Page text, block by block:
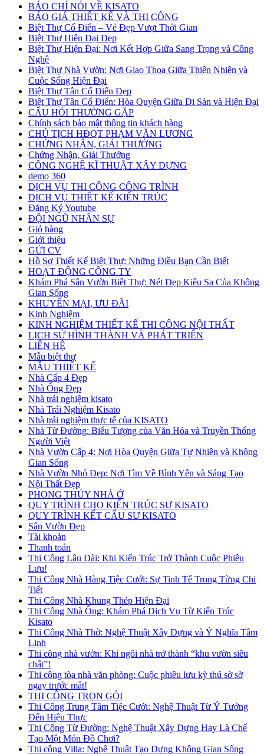
BÁO CHÍ NÓI VỀ KISATO
BÁO GIÁ THIẾT KẾ VÀ THI CÔNG
Biệt Thự Cổ Điển – Vẻ Đẹp Vượt Thời Gian
Biệt Thự Hiện Đại Đẹp
Biệt Thự Hiện Đại: Nơi Kết Hợp Giữa Sang Trọng và Công
Nghệ
Biệt Thự Nhà Vườn: Nơi Giao Thoa Giữa Thiên Nhiên và
Cuộc Sống Hiện Đại
Biệt Thự Tân Cổ Điển Đẹp
Biệt Thự Tân Cổ Điển: Hòa Quyện Giữa Di Sản và Hiện Đại
CÂU HỎI THƯỜNG GẶP
Chính sách bảo mật thông tin khách hàng
CHỦ TỊCH HĐQT PHẠM VĂN LƯƠNG
CHỨNG NHẬN, GIẢI THƯỞNG
Chứng Nhận, Giải Thưởng
CÔNG NGHỆ KĨ THUẬT XÂY DỰNG
demo 360
DỊCH VỤ THI CÔNG CÔNG TRÌNH
DỊCH VỤ THIẾT KẾ KIẾN TRÚC
Đăng Ký Youtube
ĐỘI NGŨ NHÂN SỰ
Giỏ hàng
Giới thiệu
GỬI CV
Hồ Sơ Thiết Kế Biệt Thự: Những Điều Bạn Cần Biết
HOẠT ĐỘNG CÔNG TY
Khám Phá Sân Vườn Biệt Thự: Nét Đẹp Kiêu Sa Của Không
Gian Sống
KHUYẾN MẠI, ƯU ĐÃI
Kinh Nghiệm
KINH NGHIỆM THIẾT KẾ THI CÔNG NỘI THẤT
LỊCH SỬ HÌNH THÀNH VÀ PHÁT TRIỂN
LIÊN HỆ
Mẫu biệt thự
MẪU THIẾT KẾ
Nhà Cấp 4 Đẹp
Nhà Ống Đẹp
Nhà trải nghiệm kisato
Nhà Trải Nghiệm Kisato
Nhà trải nghiệm thực tế của KISATO
Nhà Từ Đường: Biểu Tượng của Văn Hóa và Truyền Thống
Người Việt
Nhà Vườn Cấp 4: Nơi Hòa Quyện Giữa Tự Nhiên và Không
Gian Sống
Nhà Vườn Nhỏ Đẹp: Nơi Tìm Về Bình Yên và Sáng Tạo
Nội Thất Đẹp
PHONG THỦY NHÀ Ở
QUY TRÌNH CHO KIẾN TRÚC SƯ KISATO
QUY TRÌNH KẾT CẤU SƯ KISATO
Sân Vườn Đẹp
Tài khoản
Thanh toán
Thi Công Lâu Đài: Khi Kiến Trúc Trở Thành Cuộc Phiêu
Lưu!
Thi Công Nhà Hàng Tiệc Cưới: Sự Tinh Tế Trong Từng Chi
Tiết
Thi Công Nhà Khung Thép Hiện Đại
Thi Công Nhà Ống: Khám Phá Dịch Vụ Từ Kiến Trúc
Kisato
Thi Công Nhà Thờ: Nghệ Thuật Xây Dựng và Ý Nghĩa Tâm
Linh
Thi công nhà vườn: Khi ngôi nhà trở thành “khu vườn siêu
chất”!
Thi công tòa nhà văn phòng: Cuộc phiêu lưu kỳ thú sờ sờ
ngay trước mắt!
THI CÔNG TRỌN GÓI
Thi Công Trung Tâm Tiệc Cưới: Nghệ Thuật Từ Ý Tưởng
Đến Hiện Thực
Thi Công Từ Đường: Nghệ Thuật Xây Dựng Hay Là Chế
Tạo Một Món Đồ Chơi?
Thi công Villa: Nghệ Thuật Tạo Dựng Không Gian Sống